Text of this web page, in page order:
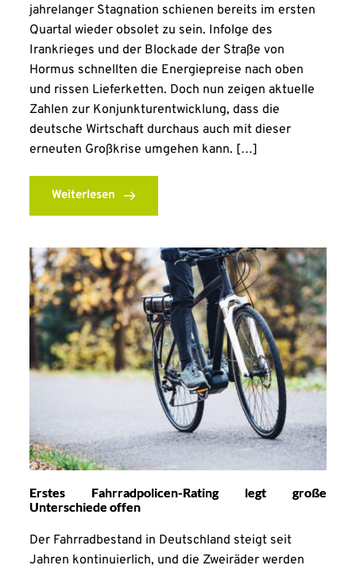
jahrelanger Stagnation schienen bereits im ersten
Quartal wieder obsolet zu sein. Infolge des
Irankrieges und der Blockade der Straße von
Hormus schnellten die Energiepreise nach oben
und rissen Lieferketten. Doch nun zeigen aktuelle
Zahlen zur Konjunkturentwicklung, dass die
deutsche Wirtschaft durchaus auch mit dieser
erneuten Großkrise umgehen kann. […]
Weiterlesen
Erstes Fahrradpolicen-Rating legt große
Unterschiede offen
Der Fahrradbestand in Deutschland steigt seit
Jahren kontinuierlich, und die Zweiräder werden